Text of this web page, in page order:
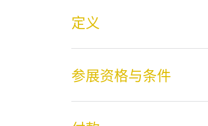
定义
参展资格与条件